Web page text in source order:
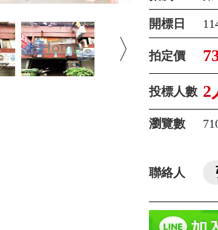
開標日
拍定價
投標人數 2
瀏覽數
聯絡人